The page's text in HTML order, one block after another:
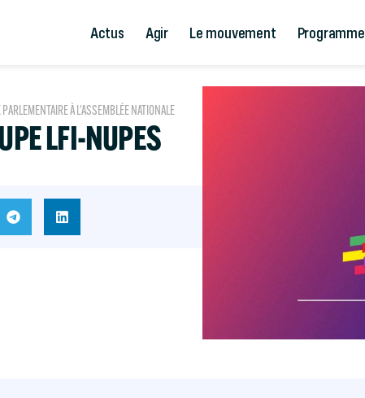
Actus Agir Le mouvement Programme
PARLEMENTAIRE À L'ASSEMBLÉE NATIONALE
LFI-NUPES